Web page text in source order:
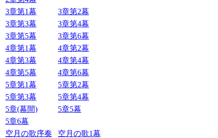
3章第1幕
3章第2幕
3章第3幕
3章第4幕
3章第5幕
3章第6幕
4章第1幕
4章第2幕
4章第3幕
4章第4幕
4章第5幕
4章第6幕
5章第1幕
5章第2幕
5章第3幕
5章第4幕
5章(幕間)
5章5幕
5章6幕
空月の歌序奏
空月の歌1幕